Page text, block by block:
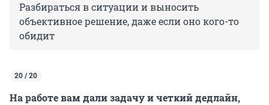
Разбираться в ситуации и выносить
объективное решение, даже если оно кого-то
обидит
20 / 20
На работе вам дали задачу и четкий дедлайн,